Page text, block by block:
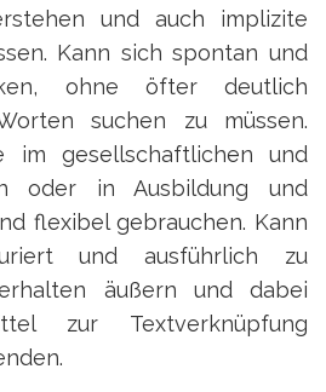
und auch implizite
Kann sich spontan und
ohne öfter deutlich
suchen zu müssen.
im gesellschaftlichen und
oder in Ausbildung und
flexibel gebrauchen. Kann
und ausführlich zu
äußern und dabei
zur Textverknüpfung